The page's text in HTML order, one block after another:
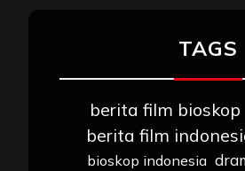
TAGS
berita film bioskop
berita film
bioskop indonesia